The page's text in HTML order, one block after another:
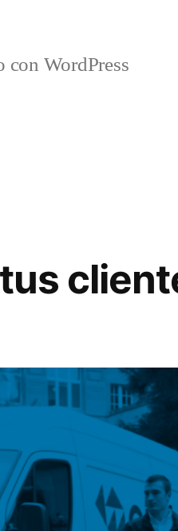
con WordPress